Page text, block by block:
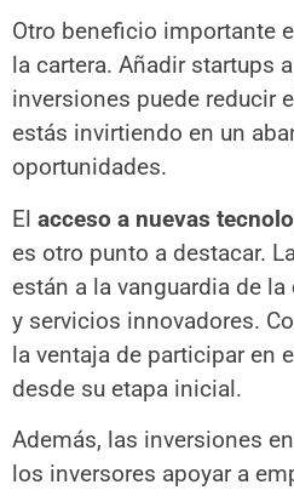
Otro beneficio importante
la cartera. Añadir startups
inversiones puede reducir
estás invirtiendo en un
oportunidades.
El acceso a nuevas
es otro punto a destacar.
están a la vanguardia de
y servicios innovadores.
la ventaja de participar en
desde su etapa inicial.
Además, las inversiones
los inversores apoyar a